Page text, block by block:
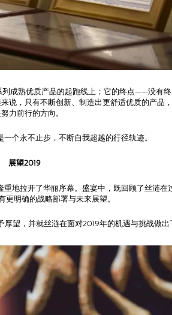
成熟优质产品的起跑线上；它的终点——没有
说，只有不断创新、制造出更舒适优质的产品
力前行的方向。
一个永不止步，不断自我超越的行径轨迹。
展望2019
地拉开了华丽序幕。盛宴中，既回顾了丝涟在
更明确的战略部署与未来展望。
望，并就丝涟在面对2019年的机遇与挑战做出